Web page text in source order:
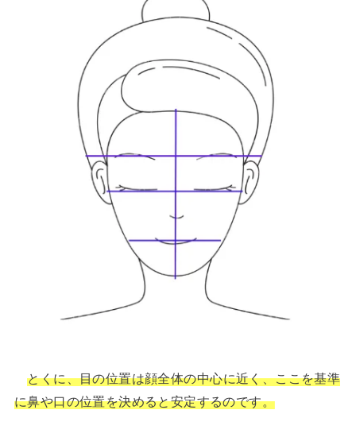
とくに、目の位置は顔全体の中心に近く、ここを基準
に鼻や口の位置を決めると安定するのです。